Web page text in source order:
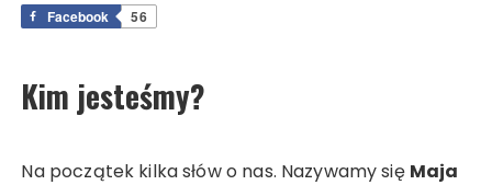
Facebook 56
Kim jesteśmy?
Na początek kilka słów o nas. Nazywamy się Maja